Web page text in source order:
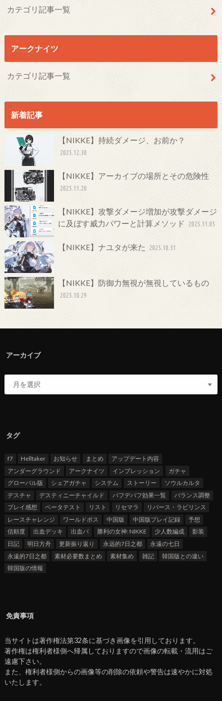
カテゴリ記事一覧
アークナイツ
カテゴリ記事一覧
新着記事
【NIKKE】持続ダメージ、お前か？
2025.12.30
【NIKKE】アーカイブの場所とその危険性
2025.11.20
【NIKKE】攻撃ダメージ増加が攻撃ダメージ
に及ぼす威力パワーと計算メソッド
2025.11.05
【NIKKE】ナユタが来た 2025.10.31
【NIKKE】防御力無視が無視しているもの
2025.10.29
アーカイブ
タグ
f7 Helltaker お知らせ まとめ
アップデート内容
アンダーグラウンド
アークナイツ インプレッション
ガチャ
グローバル版
シェアガチャ システム ストーリー
ソウルカルタ
デスチャ
デスティニーチャイルド バフデバフ効果一覧
バランス調整
プレイ感想
ベータテスト リスト リセマラ
リバース・ラビリンス
レースチャレンジ
ワールドボス 中国版 中国版プレイ記録
予想
信頼度
出血デッキ 出血パ 勝利の女神: NIKKE 少人数編成
影装
日記
明日方舟 更新振り返り 永远的7日之都
永遠の七日
永遠的7日之都
素材必要数まとめ 素材集め 雑記
韓国版との違い
韓国版の情報
免責事項
当サイトは著作権法第32条に基づき画像を引用しております。
著作権は権利者様側へ帰属しておりますので画像の転載・流用はご
遠慮下さい。
また、権利者様側からの画像等の削除の依頼や警告は速やかに対処
いたします。